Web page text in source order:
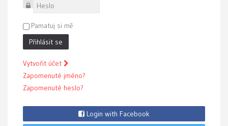
Heslo
Pamatuj si mě
Přihlásit se
Vytvořit účet
Zapomenuté jméno?
Zapomenuté heslo?
Login with Facebook